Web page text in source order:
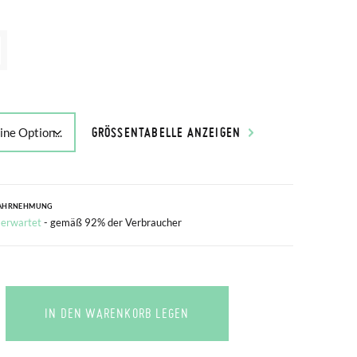
GRÖSSENTABELLE ANZEIGEN
erwartet - gemäß 92% der Verbraucher
IN DEN WARENKORB LEGEN